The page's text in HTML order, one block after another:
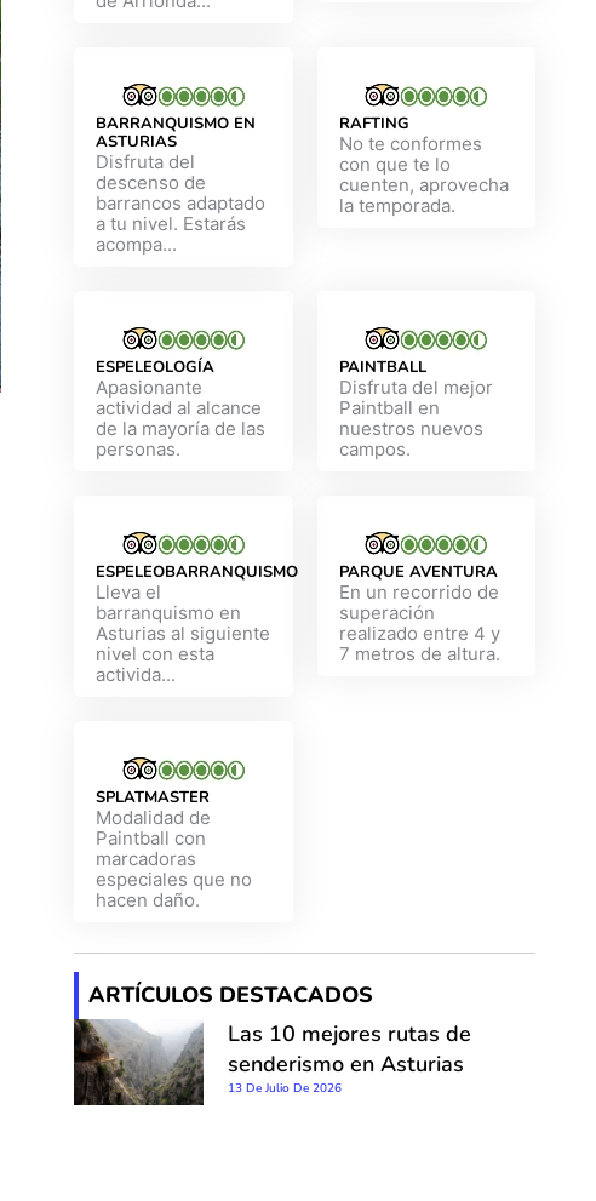
BARRANQUISMO EN
ASTURIAS
Disfruta del
descenso de
barrancos adaptado
a tu nivel. Estarás
acompa...
RAFTING
No te conformes
con que te lo
cuenten, aprovecha
la temporada.
ESPELEOLOGÍA
Apasionante
actividad al alcance
de la mayoría de las
personas.
PAINTBALL
Disfruta del mejor
Paintball en
nuestros nuevos
campos.
ESPELEOBARRANQUISMO
Lleva el
barranquismo en
Asturias al siguiente
nivel con esta
activida...
PARQUE AVENTURA
En un recorrido de
superación
realizado entre 4 y
7 metros de altura.
SPLATMASTER
Modalidad de
Paintball con
marcadoras
especiales que no
hacen daño.
ARTÍCULOS DESTACADOS
Las 10 mejores rutas de
senderismo en Asturias
13 De Julio De 2026